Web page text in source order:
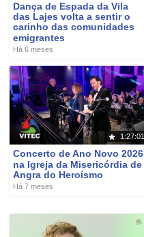
Dança de Espada da Vila
das Lajes volta a sentir o
carinho das comunidades
emigrantes
Há 6 meses
1:27:01
Concerto de Ano Novo 2026
na Igreja da Misericórdia de
Angra do Heroísmo
Há 7 meses